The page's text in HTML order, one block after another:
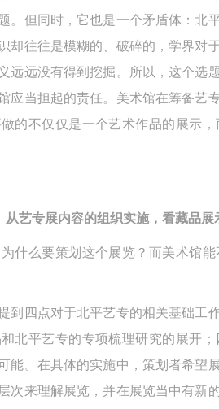
。但同时，它也是一个矛盾体：北
却往往是模糊的、破碎的，学界对
远远没有得到挖掘。所以，这个选
应当担起的责任。美术馆在筹备艺
的不仅仅是一个艺术作品的展示
从艺专展内容的组织实施，看藏品
什么要策划这个展览？而美术馆
到四点对于北平艺专的相关基础工
北平艺专的专项梳理研究的展开
能。在具体的实施中，策划者希望
次来理解展览，并在展览当中有新